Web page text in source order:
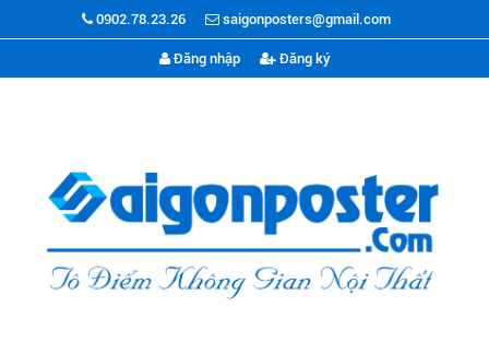
0902.78.23.26 saigonposters@gmail.com
Đăng nhập Đăng ký